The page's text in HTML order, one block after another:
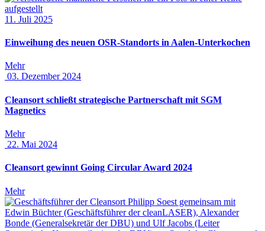
11. Juli 2025
Einweihung des neuen OSR-Standorts in Aalen-Unterkochen
Mehr
03. Dezember 2024
Cleansort schließt strategische Partnerschaft mit SGM
Magnetics
Mehr
22. Mai 2024
Cleansort gewinnt Going Circular Award 2024
Mehr